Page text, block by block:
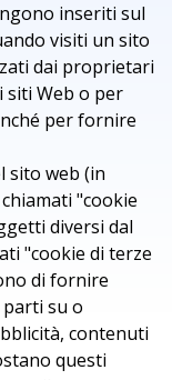
inseriti sul
visiti un sito
dai proprietari
Web o per
per fornire
sito web (in
"cookie
diversi dal
"cookie di terze
di fornire
su o
contenuti
questi